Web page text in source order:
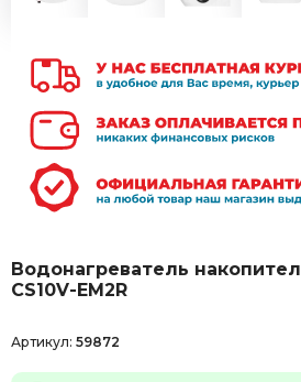
Водонагреватель
CS10V-EM2R
Артикул: 59872